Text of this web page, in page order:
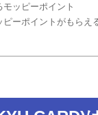
ッピーポイント
ーポイントがもらえ